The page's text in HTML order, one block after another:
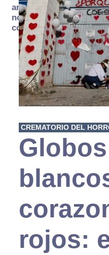
arde… pero
no se
consume
CREMATORIO DEL
Globos
rojos: